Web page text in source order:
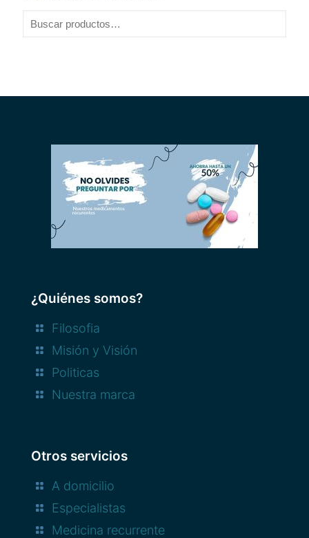
¿Quiénes somos?
Filosofia
Misión y Visión
Politicas
Nuestra marca
Otros servicios
A domicilio
Especialistas
Medicina recurrente